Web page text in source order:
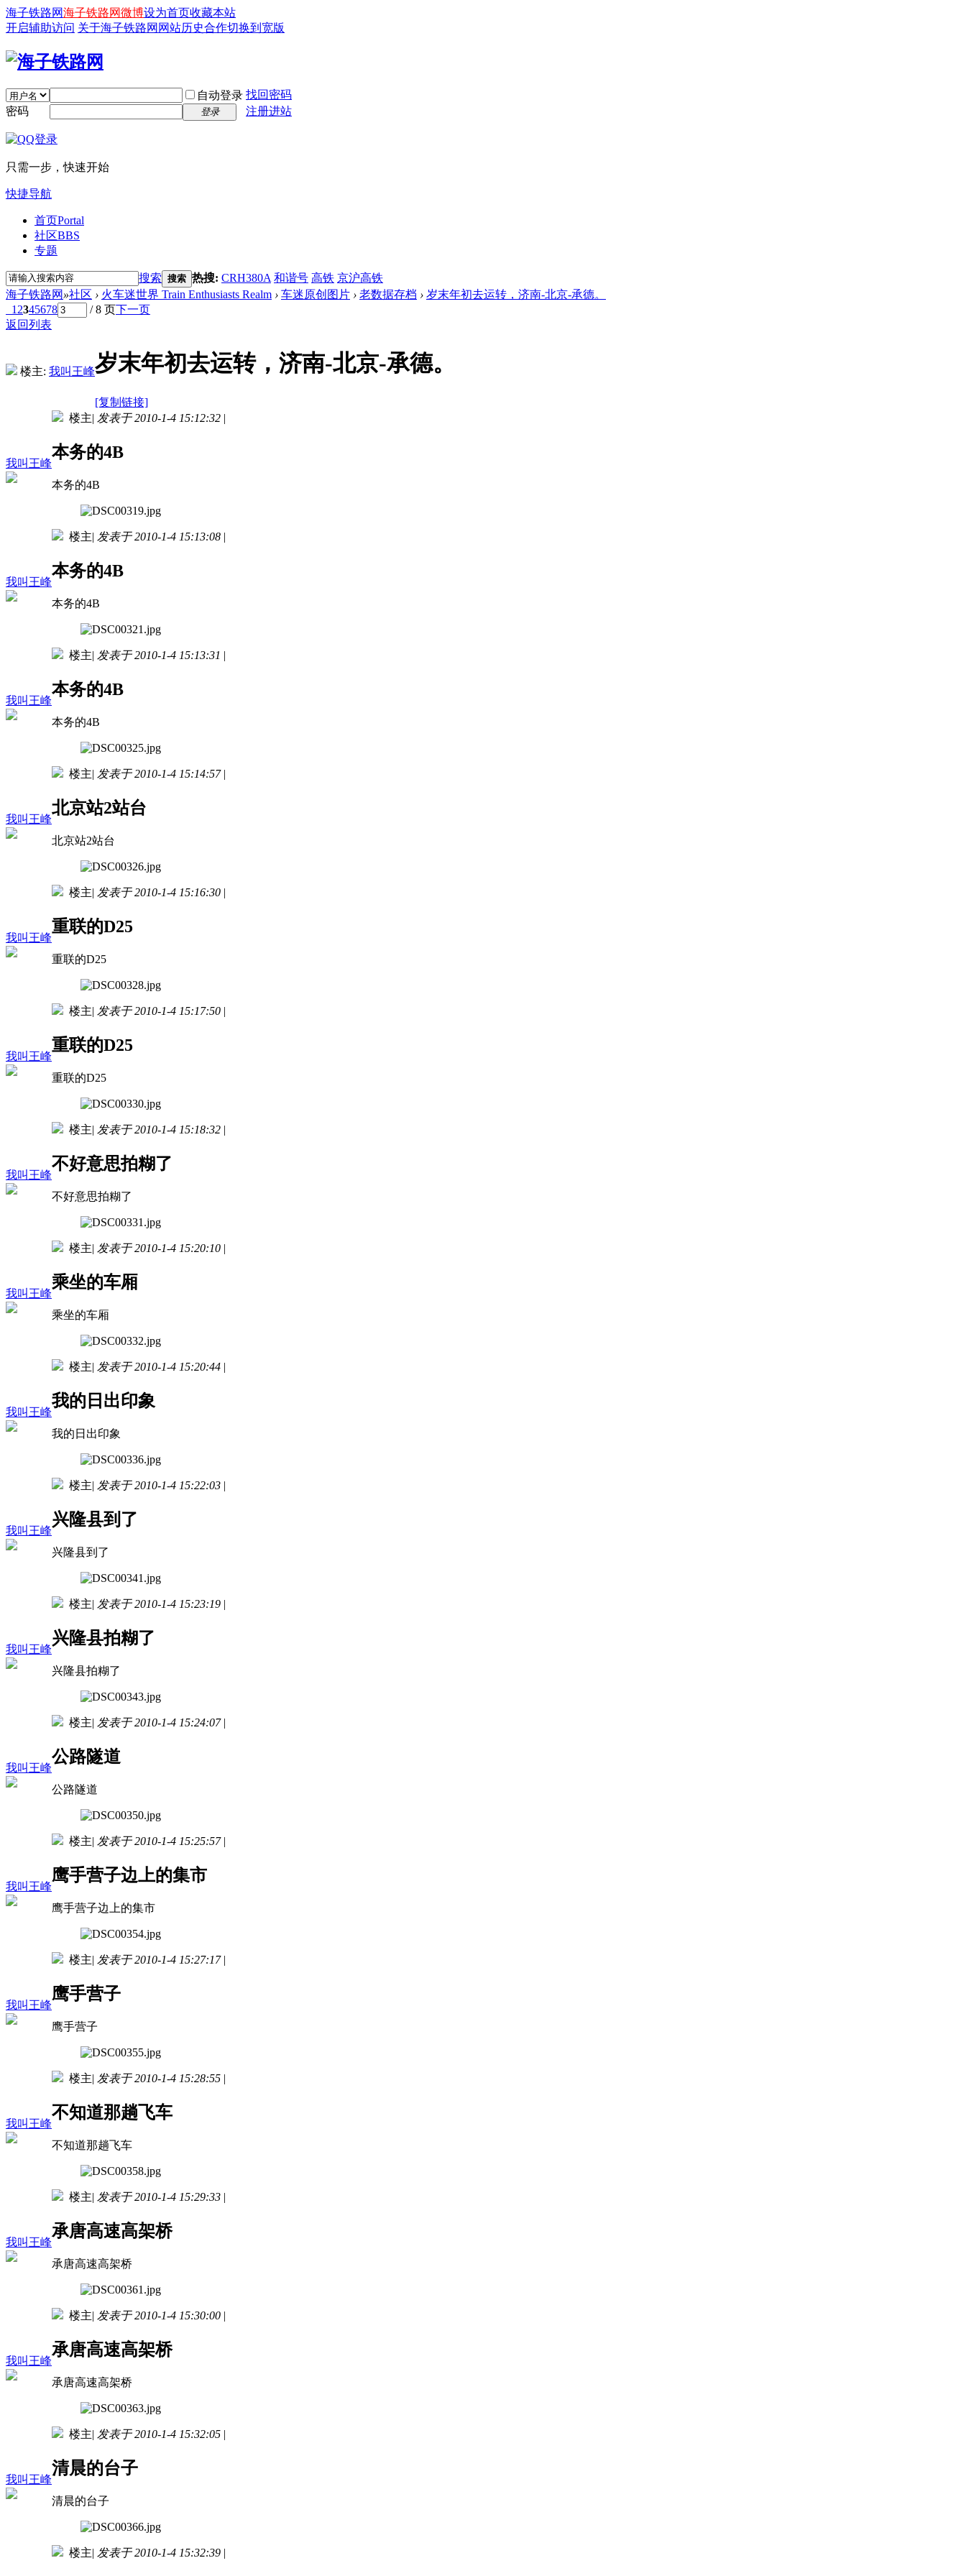
海子铁路网海子铁路网微博设为首页收藏本站
开启辅助访问 关于海子铁路网 网站历史合作切换到宽版
自动登录 找回密码
密码
登录 注册进站
只需一步，快速开始
快捷导航
首页Portal
社区BBS
专题
搜索 搜索 热搜: CRH380A 和谐号 高铁 京沪高铁
海子铁路网 »社区 › 火车迷世界 Train Enthusiasts Realm › 车迷原创图片 › 老数据存档 › 岁末年初去运转，济南-北京-承德。
1 2345678 / 8 页下一页
返回列表
楼主: 我叫王峰岁末年初去运转，济南-北京-承德。
[复制链接]
我叫王峰
楼主| 发表于 2010-1-4 15:12:32 |
本务的4B
本务的4B
我叫王峰
楼主| 发表于 2010-1-4 15:13:08 |
本务的4B
本务的4B
我叫王峰
楼主| 发表于 2010-1-4 15:13:31 |
本务的4B
本务的4B
我叫王峰
楼主| 发表于 2010-1-4 15:14:57 |
北京站2站台
北京站2站台
我叫王峰
楼主| 发表于 2010-1-4 15:16:30 |
重联的D25
重联的D25
我叫王峰
楼主| 发表于 2010-1-4 15:17:50 |
重联的D25
重联的D25
我叫王峰
楼主| 发表于 2010-1-4 15:18:32 |
不好意思拍糊了
不好意思拍糊了
我叫王峰
楼主| 发表于 2010-1-4 15:20:10 |
乘坐的车厢
乘坐的车厢
我叫王峰
楼主| 发表于 2010-1-4 15:20:44 |
我的日出印象
我的日出印象
我叫王峰
楼主| 发表于 2010-1-4 15:22:03 |
兴隆县到了
兴隆县到了
我叫王峰
楼主| 发表于 2010-1-4 15:23:19 |
兴隆县拍糊了
兴隆县拍糊了
我叫王峰
楼主| 发表于 2010-1-4 15:24:07 |
公路隧道
公路隧道
我叫王峰
楼主| 发表于 2010-1-4 15:25:57 |
鹰手营子边上的集市
鹰手营子边上的集市
我叫王峰
楼主| 发表于 2010-1-4 15:27:17 |
鹰手营子
鹰手营子
我叫王峰
楼主| 发表于 2010-1-4 15:28:55 |
不知道那趟飞车
不知道那趟飞车
我叫王峰
楼主| 发表于 2010-1-4 15:29:33 |
承唐高速高架桥
承唐高速高架桥
我叫王峰
楼主| 发表于 2010-1-4 15:30:00 |
承唐高速高架桥
承唐高速高架桥
我叫王峰
楼主| 发表于 2010-1-4 15:32:05 |
清晨的台子
清晨的台子
楼主| 发表于 2010-1-4 15:32:39 |